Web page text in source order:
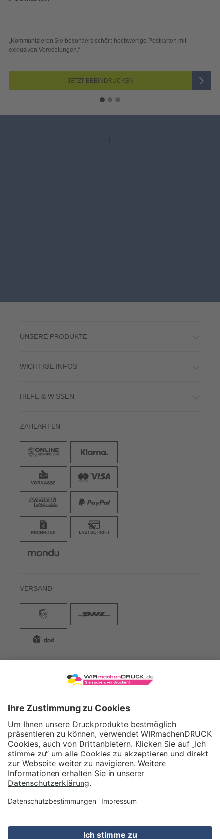
Postkarten mit
„Sichtbar und wirkungsvoll – mit plakativer
JETZT AUSWÄHLEN
UNSERE PRODUKTE
WICHTIGE INFOS
HILFE & WISSEN
ZAHLARTEN
VERSAND
WIRmachenDRUCK GmbH
71522 Backnang
Tel.: +49 (0) 711 995 982 - 20
Fax: +49 (0) 711 995 982 - 21
SOCIAL MEDIA